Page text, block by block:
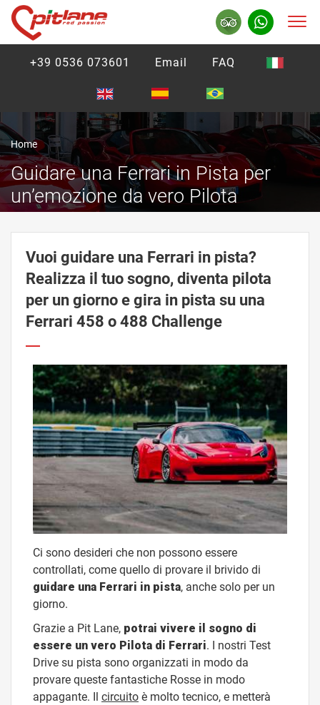
+39 0536 073601 Email FAQ
Home
Guidare una Ferrari in Pista per
un’emozione da vero Pilota
Vuoi guidare una Ferrari in pista?
Realizza il tuo sogno, diventa pilota
per un giorno e gira in pista su una
Ferrari 458 o 488 Challenge
Ci sono desideri che non possono essere
controllati, come quello di provare il brivido di
guidare una Ferrari in pista, anche solo per un
giorno.
Grazie a Pit Lane, potrai vivere il sogno di
essere un vero Pilota di Ferrari. I nostri Test
Drive su pista sono organizzati in modo da
provare queste fantastiche Rosse in modo
appagante. Il circuito è molto tecnico, e metterà